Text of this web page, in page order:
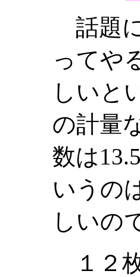
話題
ってや
しいと
の計量
数は
いうの
しいの
１２